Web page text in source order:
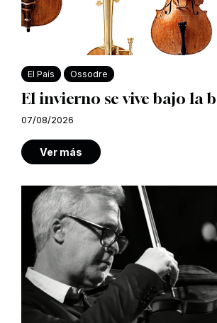
El País Ossodre
El invierno se vive bajo la
07/08/2026
Ver más